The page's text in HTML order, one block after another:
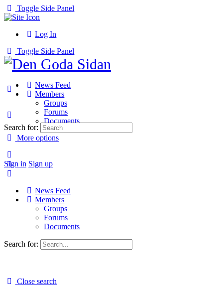
Toggle Side Panel
Log In
Toggle Side Panel
News Feed
Members
Groups
Forums
Documents
More options
Sign in Sign up
Search for:
News Feed
Members
Groups
Forums
Documents
Search for:
Close search